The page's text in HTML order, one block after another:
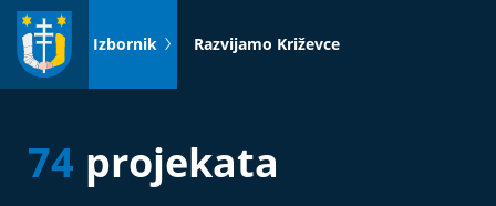
Idi
sadržaj
Izbornik Razvijamo Križevce
74 projekata